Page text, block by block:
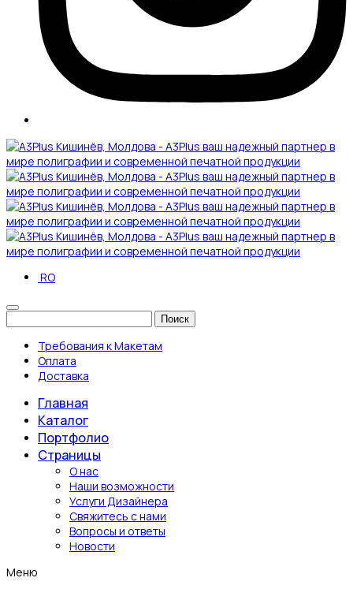
RO
Поиск
Требования к Макетам
Оплата
Доставка
Главная
Каталог
Портфолио
Страницы
О нас
Наши возможности
Услуги Дизайнера
Свяжитесь с нами
Вопросы и ответы
Новости
Меню